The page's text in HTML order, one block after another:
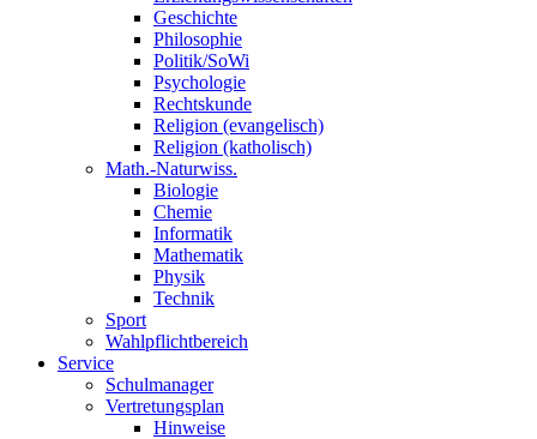
Geschichte
Philosophie
Politik/SoWi
Psychologie
Rechtskunde
Religion (evangelisch)
Religion (katholisch)
Math.-Naturwiss.
Biologie
Chemie
Informatik
Mathematik
Physik
Technik
Sport
Wahlpflichtbereich
Service
Schulmanager
Vertretungsplan
Hinweise